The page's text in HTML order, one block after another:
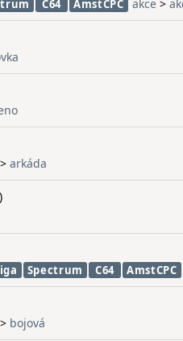
C64 AmstCPC akce>
arkáda
Spectrum C64 AmstCPC
bojová